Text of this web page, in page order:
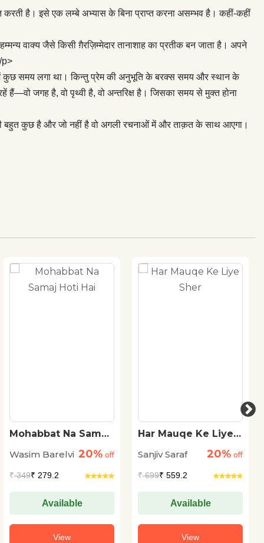
है। इसे एक लम्बे अभ्यास के बिना प्राप्त करना असम्भव है। कहीं-कहीं
वाक्य जैसे किसी ग़ैरज़िम्मेदार तानाशाह का प्रतीक बन जाता है। अपने
p>
कुछ समय लगा था। किन्तु प्रेम की अनुभूति के बरक्स समय और स्थान के
जगह है, वो पृथ्वी है, वो अन्तरिक्ष है। जिसका समय से मुक्त होना
बहुत कुछ है और जो नहीं है वो अगली रचनाओं में और ताक़त के साथ आएगा।
Mohabbat Na Samaj
Wasim Barelvi 20% off
₹349₹ 279.2
Available
View
Har Mauqe Ke Liye
Sanjiv Saraf
20% off
₹699₹ 559.2
Available
View